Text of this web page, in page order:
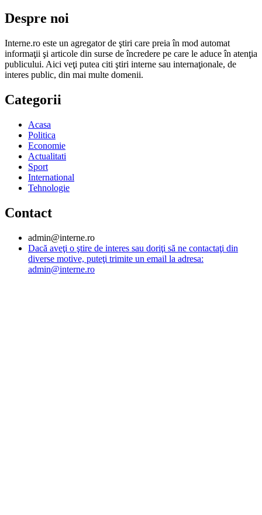
Despre noi
Interne.ro este un agregator de ştiri care preia în mod automat
informaţii şi articole din surse de încredere pe care le aduce în atenţia
publicului. Aici veţi putea citi ştiri interne sau internaţionale, de
interes public, din mai multe domenii.
Categorii
Acasa
Politica
Economie
Actualitati
Sport
International
Tehnologie
Contact
admin@interne.ro
Dacă aveţi o ştire de interes sau doriţi să ne contactaţi din
diverse motive, puteţi trimite un email la adresa:
admin@interne.ro